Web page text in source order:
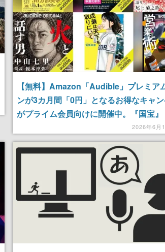
【無料】Amazon「Audible」プレミア
ンが3カ月間「0円」となるお得なキャ
がプライム会員向けに開催中。『国宝
は天下を取りにいく』など数十万以上
プロのナレーターや声優・俳優が朗読
2026年6月